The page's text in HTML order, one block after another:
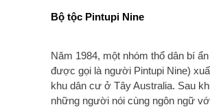
Bộ tộc Pintupi Nine
Năm 1984, một nhóm thổ dân bí
được gọi là người Pintupi Nine)
khu dân cư ở Tây Australia. Sau
những người nói cùng ngôn ngữ